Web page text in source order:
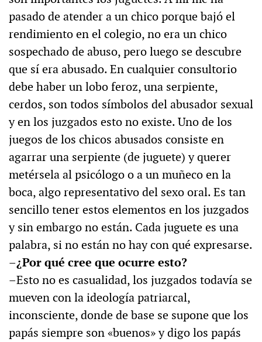
pasado de atender a un chico porque bajó el
rendimiento en el colegio, no era un chico
sospechado de abuso, pero luego se descubre
que sí era abusado. En cualquier consultorio
debe haber un lobo feroz, una serpiente,
cerdos, son todos símbolos del abusador sexual
y en los juzgados esto no existe. Uno de los
juegos de los chicos abusados consiste en
agarrar una serpiente (de juguete) y querer
metérsela al psicólogo o a un muñeco en la
boca, algo representativo del sexo oral. Es tan
sencillo tener estos elementos en los juzgados
y sin embargo no están. Cada juguete es una
palabra, si no están no hay con qué expresarse.
–¿Por qué cree que ocurre esto?
–Esto no es casualidad, los juzgados todavía se
mueven con la ideología patriarcal,
inconsciente, donde de base se supone que los
papás siempre son «buenos» y digo los papás